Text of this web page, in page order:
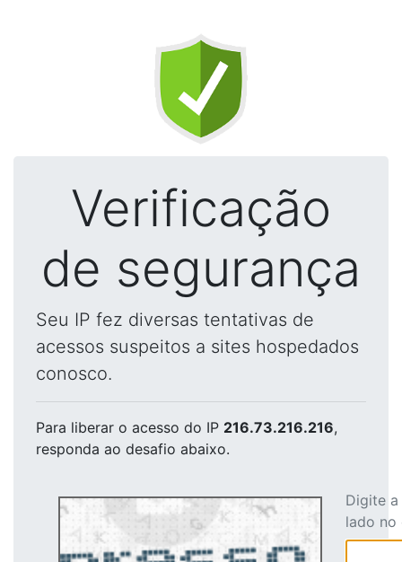
Verificação
de segurança
Seu IP fez diversas tentativas de
acessos suspeitos a sites hospedados
conosco.
Para liberar o acesso do IP 216.73.216.216,
responda ao desafio abaixo.
Digite
lado no